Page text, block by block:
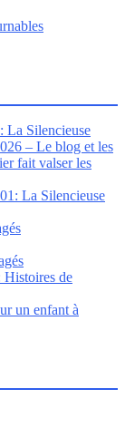
La Silencieuse
– Le blog et les
fait valser les
La Silencieuse
de
un enfant à